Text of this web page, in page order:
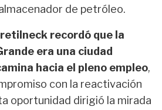
de petróleo.
recordó que la
era una ciudad
hacia el pleno empleo,
con la reactivación
oportunidad dirigió la mirada